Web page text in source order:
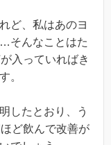
ど、私はあのヨ
そんなことはた
入っていればき
。
したとおり、う
ど飲んで改善が